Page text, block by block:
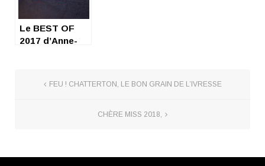
Le BEST OF
2017 d’Anne-
FEU ! CHATTERTON, LE BON GRAIN DE L’IVRESSE
CHÈRE MISS 2018,